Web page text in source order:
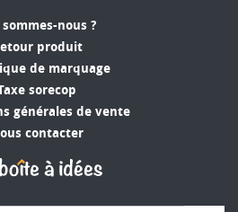
nous ?
produit
de marquage
sorecop
générales de vente
contacter